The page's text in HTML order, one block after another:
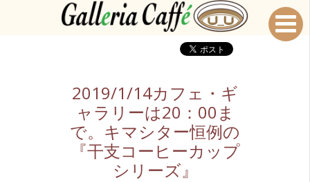
2019/1/14カフェ・ギ
ャラリーは20：00ま
で。キマシター恒例の
『干支コーヒーカップ
シリーズ』